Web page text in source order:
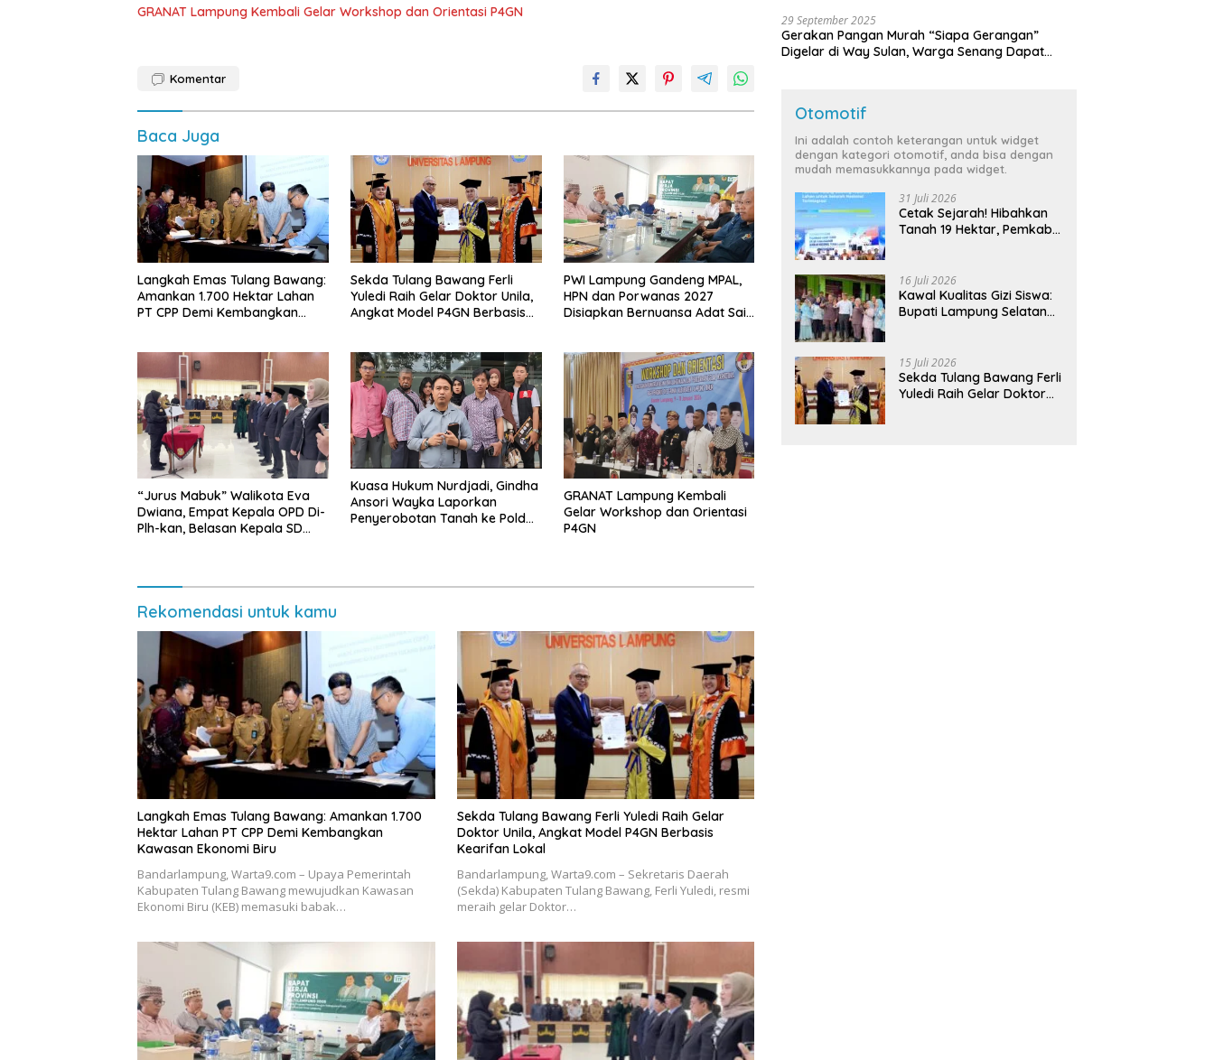
GRANAT Lampung Kembali Gelar Workshop dan Orientasi P4GN
Komentar
Baca Juga
Langkah Emas Tulang Bawang:
Amankan 1.700 Hektar Lahan
PT CPP Demi Kembangkan
Sekda Tulang Bawang Ferli
Yuledi Raih Gelar Doktor Unila,
Angkat Model P4GN Berbasis
PWI Lampung Gandeng MPAL,
HPN dan Porwanas 2027
Disiapkan Bernuansa Adat Sai
“Jurus Mabuk” Walikota Eva
Dwiana, Empat Kepala OPD Di-
Plh-kan, Belasan Kepala SD
Kuasa Hukum Nurdjadi, Gindha
Ansori Wayka Laporkan
Penyerobotan Tanah ke Polda
GRANAT Lampung Kembali
Gelar Workshop dan Orientasi
P4GN
Rekomendasi untuk kamu
Langkah Emas Tulang Bawang: Amankan 1.700
Hektar Lahan PT CPP Demi Kembangkan
Kawasan Ekonomi Biru
Bandarlampung, Warta9.com – Upaya Pemerintah
Kabupaten Tulang Bawang mewujudkan Kawasan
Ekonomi Biru (KEB) memasuki babak…
Sekda Tulang Bawang Ferli Yuledi Raih Gelar
Doktor Unila, Angkat Model P4GN Berbasis
Kearifan Lokal
Bandarlampung, Warta9.com – Sekretaris Daerah
(Sekda) Kabupaten Tulang Bawang, Ferli Yuledi, resmi
meraih gelar Doktor…
29 September 2025
Gerakan Pangan Murah “Siapa Gerangan”
Digelar di Way Sulan, Warga Senang Dapat
Otomotif
Ini adalah contoh keterangan untuk widget
dengan kategori otomotif, anda bisa dengan
mudah memasukkannya pada widget.
31 Juli 2026
Cetak Sejarah! Hibahkan
Tanah 19 Hektar, Pemkab
Terintegrasi Pertama di
Lampung
16 Juli 2026
Kawal Kualitas Gizi Siswa:
Bupati Lampung Selatan
Bergizi Gratis di Natar
15 Juli 2026
Sekda Tulang Bawang Ferli
Yuledi Raih Gelar Doktor